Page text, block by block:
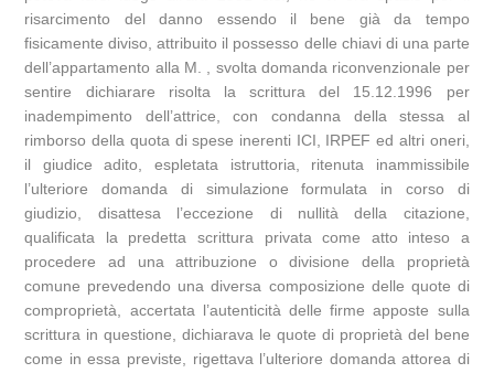
risarcimento del danno essendo il bene già da tempo
fisicamente diviso, attribuito il possesso delle chiavi di una parte
dell’appartamento alla M. , svolta domanda riconvenzionale per
sentire dichiarare risolta la scrittura del 15.12.1996 per
inadempimento dell’attrice, con condanna della stessa al
rimborso della quota di spese inerenti ICI, IRPEF ed altri oneri,
il giudice adito, espletata istruttoria, ritenuta inammissibile
l’ulteriore domanda di simulazione formulata in corso di
giudizio, disattesa l’eccezione di nullità della citazione,
qualificata la predetta scrittura privata come atto inteso a
procedere ad una attribuzione o divisione della proprietà
comune prevedendo una diversa composizione delle quote di
comproprietà, accertata l’autenticità delle firme apposte sulla
scrittura in questione, dichiarava le quote di proprietà del bene
come in essa previste, rigettava l’ulteriore domanda attorea di